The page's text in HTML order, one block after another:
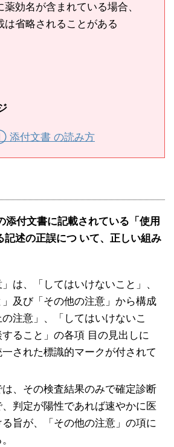
効名が含まれている場合、
は省略されることがある
添付文書 の読み方
添付文書に記載されている「使用
記述の正誤につ いて、正しい組み
」は、「してはいけないこと」、
」及び「その他の注意」から構成
注意」、「してはいけないこ
ること」の各項 目の見出しに
された標識的マークが付されて
、その検査結果のみで確定診断
判定が陽性であれば速やかに医
旨が、「その他の注意」の項に